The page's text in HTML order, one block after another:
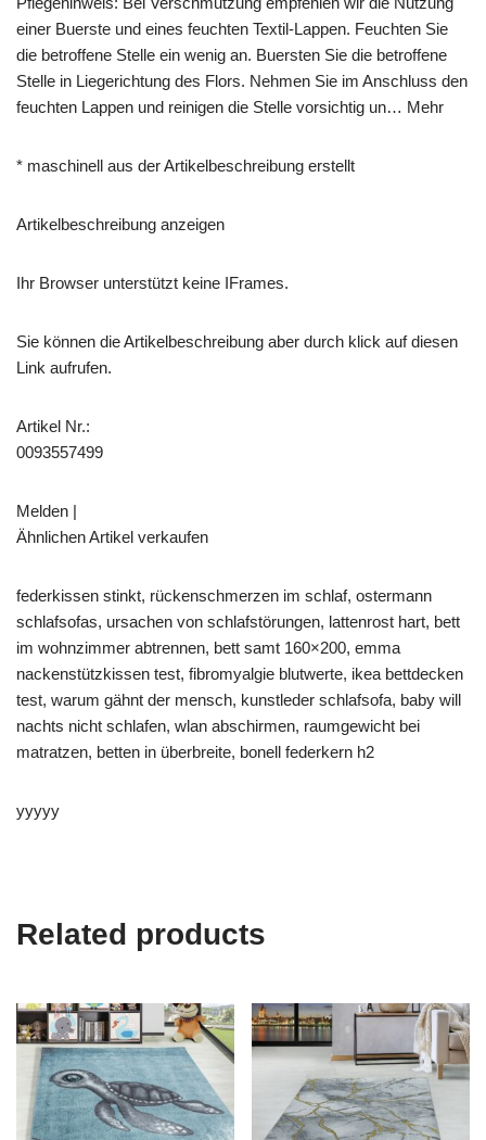
einer Buerste und eines feuchten Textil-Lappen. Feuchten Sie
die betroffene Stelle ein wenig an. Buersten Sie die betroffene
Stelle in Liegerichtung des Flors. Nehmen Sie im Anschluss den
feuchten Lappen und reinigen die Stelle vorsichtig un… Mehr
* maschinell aus der Artikelbeschreibung erstellt
Artikelbeschreibung anzeigen
Ihr Browser unterstützt keine IFrames.
Sie können die Artikelbeschreibung aber durch klick auf diesen
Link aufrufen.
Artikel Nr.:
0093557499
Melden |
Ähnlichen Artikel verkaufen
federkissen stinkt, rückenschmerzen im schlaf, ostermann
schlafsofas, ursachen von schlafstörungen, lattenrost hart, bett
im wohnzimmer abtrennen, bett samt 160×200, emma
nackenstützkissen test, fibromyalgie blutwerte, ikea bettdecken
test, warum gähnt der mensch, kunstleder schlafsofa, baby will
nachts nicht schlafen, wlan abschirmen, raumgewicht bei
matratzen, betten in überbreite, bonell federkern h2
yyyyy
Related products